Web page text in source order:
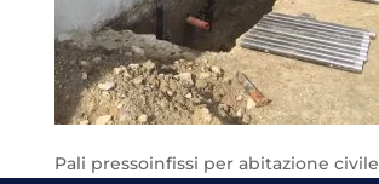
Pali pressoinfissi per abitazione civile